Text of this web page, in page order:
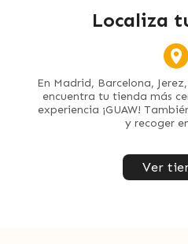
Localiza
En Madrid, Barcelona,
encuentra tu tienda más
experiencia ¡GUAW!
y recoger
Ver